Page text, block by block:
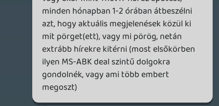
#1yylj
Sajnos egyben nem tudom meghallgatni,
csak részletekben:
- Soulslike: nem láttatok 3-4 pontos
értékelést - khm, láttatok már egyáltalán
3-4 pontos értékelést játékoknak a
mainstream sajtóban? 🙂 Amúgy én nem
találkoztam még olyan soulslike-kal, ami
tényleg elkapta volna, replikálta volna a
Fromsoftot.